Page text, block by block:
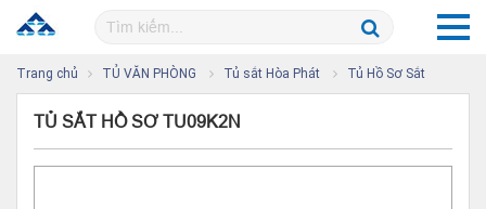
Trang chủ TỦ VĂN PHÒNG Tủ sắt Hòa Phát Tủ Hồ Sơ Sắt
TỦ SẮT HỒ SƠ TU09K2N